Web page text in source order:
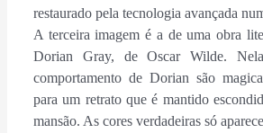
restaurado pela tecnologia avançada
A terceira imagem é a de uma obra
Dorian Gray, de Oscar Wilde.
comportamento de Dorian são
para um retrato que é mantido
mansão. As cores verdadeiras só